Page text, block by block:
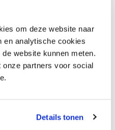
om deze website naar
en analytische cookies
website kunnen meten.
partners voor social
Details tonen